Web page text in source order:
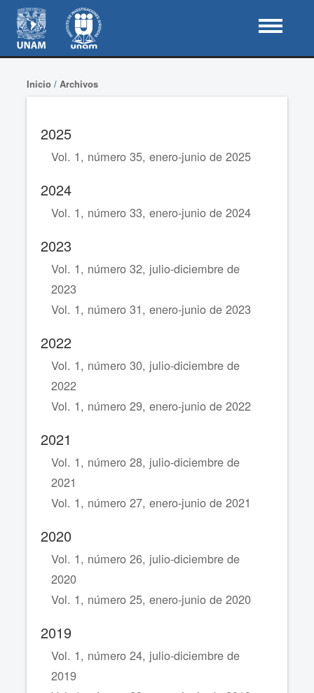
Inicio/ Archivos
2025
Vol. 1, número 35, enero-junio de 2025
2024
Vol. 1, número 33, enero-junio de 2024
2023
Vol. 1, número 32, julio-diciembre de
2023
Vol. 1, número 31, enero-junio de 2023
2022
Vol. 1, número 30, julio-diciembre de
2022
Vol. 1, número 29, enero-junio de 2022
2021
Vol. 1, número 28, julio-diciembre de
2021
Vol. 1, número 27, enero-junio de 2021
2020
Vol. 1, número 26, julio-diciembre de
2020
Vol. 1, número 25, enero-junio de 2020
2019
Vol. 1, número 24, julio-diciembre de
2019